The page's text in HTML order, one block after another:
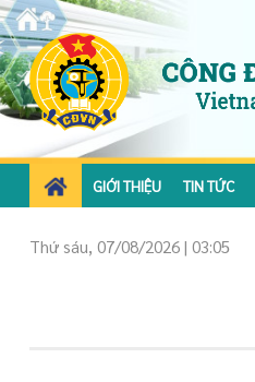
GIỚI THIỆU TIN TỨC
Thứ sáu, 07/08/2026 | 03:05